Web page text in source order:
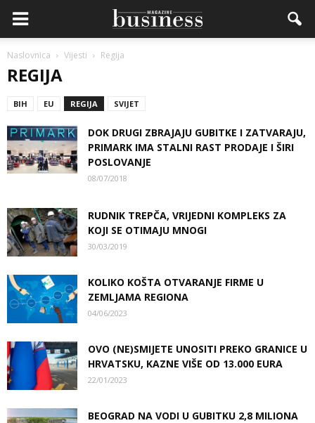
Naslovnica Vijesti Regija
REGIJA
BIH EU REGIJA SVIJET
DOK DRUGI ZBRAJAJU GUBITKE I ZATVARAJU,
PRIMARK IMA STALNI RAST PRODAJE I ŠIRI
POSLOVANJE
08/07/2018
RUDNIK TREPČA, VRIJEDNI KOMPLEKS ZA
KOJI SE OTIMAJU MNOGI
30/03/2019
KOLIKO KOŠTA OTVARANJE FIRME U
ZEMLJAMA REGIONA
04/06/2023
OVO (NE)SMIJETE UNOSITI PREKO GRANICE U
HRVATSKU, KAZNE VIŠE OD 13.000 EURA
22/01/2023
BEOGRAD NA VODI U GUBITKU 2,8 MILIONA